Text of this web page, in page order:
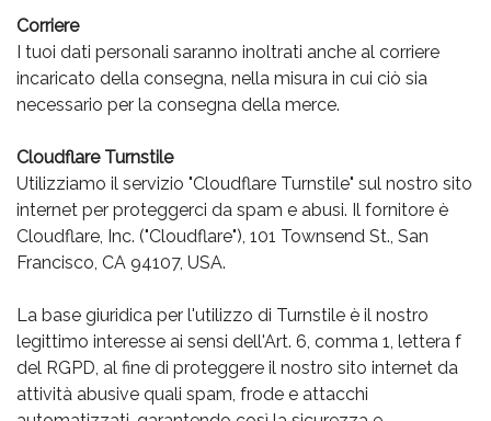
Corriere
I tuoi dati personali saranno inoltrati anche al corriere
incaricato della consegna, nella misura in cui ciò sia
necessario per la consegna della merce.
Cloudflare Turnstile
Utilizziamo il servizio "Cloudflare Turnstile" sul nostro sito
internet per proteggerci da spam e abusi. Il fornitore è
Cloudflare, Inc. ("Cloudflare"), 101 Townsend St., San
Francisco, CA 94107, USA.
La base giuridica per l'utilizzo di Turnstile è il nostro
legittimo interesse ai sensi dell'Art. 6, comma 1, lettera f
del RGPD, al fine di proteggere il nostro sito internet da
attività abusive quali spam, frode e attacchi